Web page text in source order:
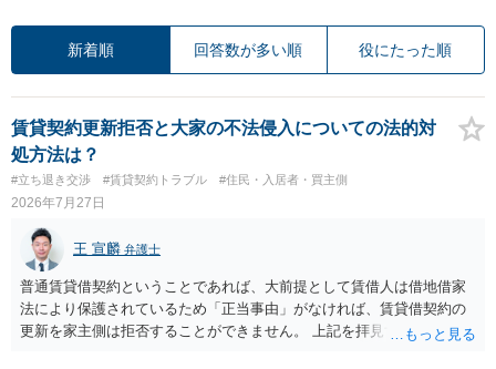
新着順 回答数が多い順 役にたった順
賃貸契約更新拒否と大家の不法侵入についての法的対
処方法は？
#立ち退き交渉 #賃貸契約トラブル #住民・入居者・買主側
2026年7月27日
王 宣麟 弁護士
普通賃貸借契約ということであれば、大前提として賃借人は借地借家
法により保護されているため「正当事由」がなければ、賃貸借契約の
更新を家主側は拒否することができません。 上記を拝見する限り、通